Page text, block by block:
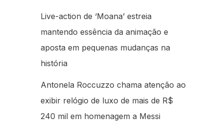
Live-action de ‘Moana’ estreia
mantendo essência da animação e
aposta em pequenas mudanças na
história
Antonela Roccuzzo chama atenção ao
exibir relógio de luxo de mais de R$
240 mil em homenagem a Messi